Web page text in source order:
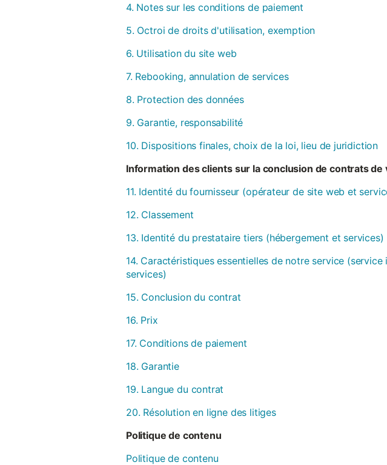
4. Notes sur les conditions de paiement
5. Octroi de droits d'utilisation, exemption
6. Utilisation du site web
7. Rebooking, annulation de services
8. Protection des données
9. Garantie, responsabilité
10. Dispositions finales, choix de la loi, lieu de juridiction
Information des clients sur la conclusion de contrats de
11. Identité du fournisseur (opérateur de site web et
12. Classement
13. Identité du prestataire tiers (hébergement et services)
14. Caractéristiques essentielles de notre service
services)
15. Conclusion du contrat
16. Prix
17. Conditions de paiement
18. Garantie
19. Langue du contrat
20. Résolution en ligne des litiges
Politique de contenu
Politique de contenu